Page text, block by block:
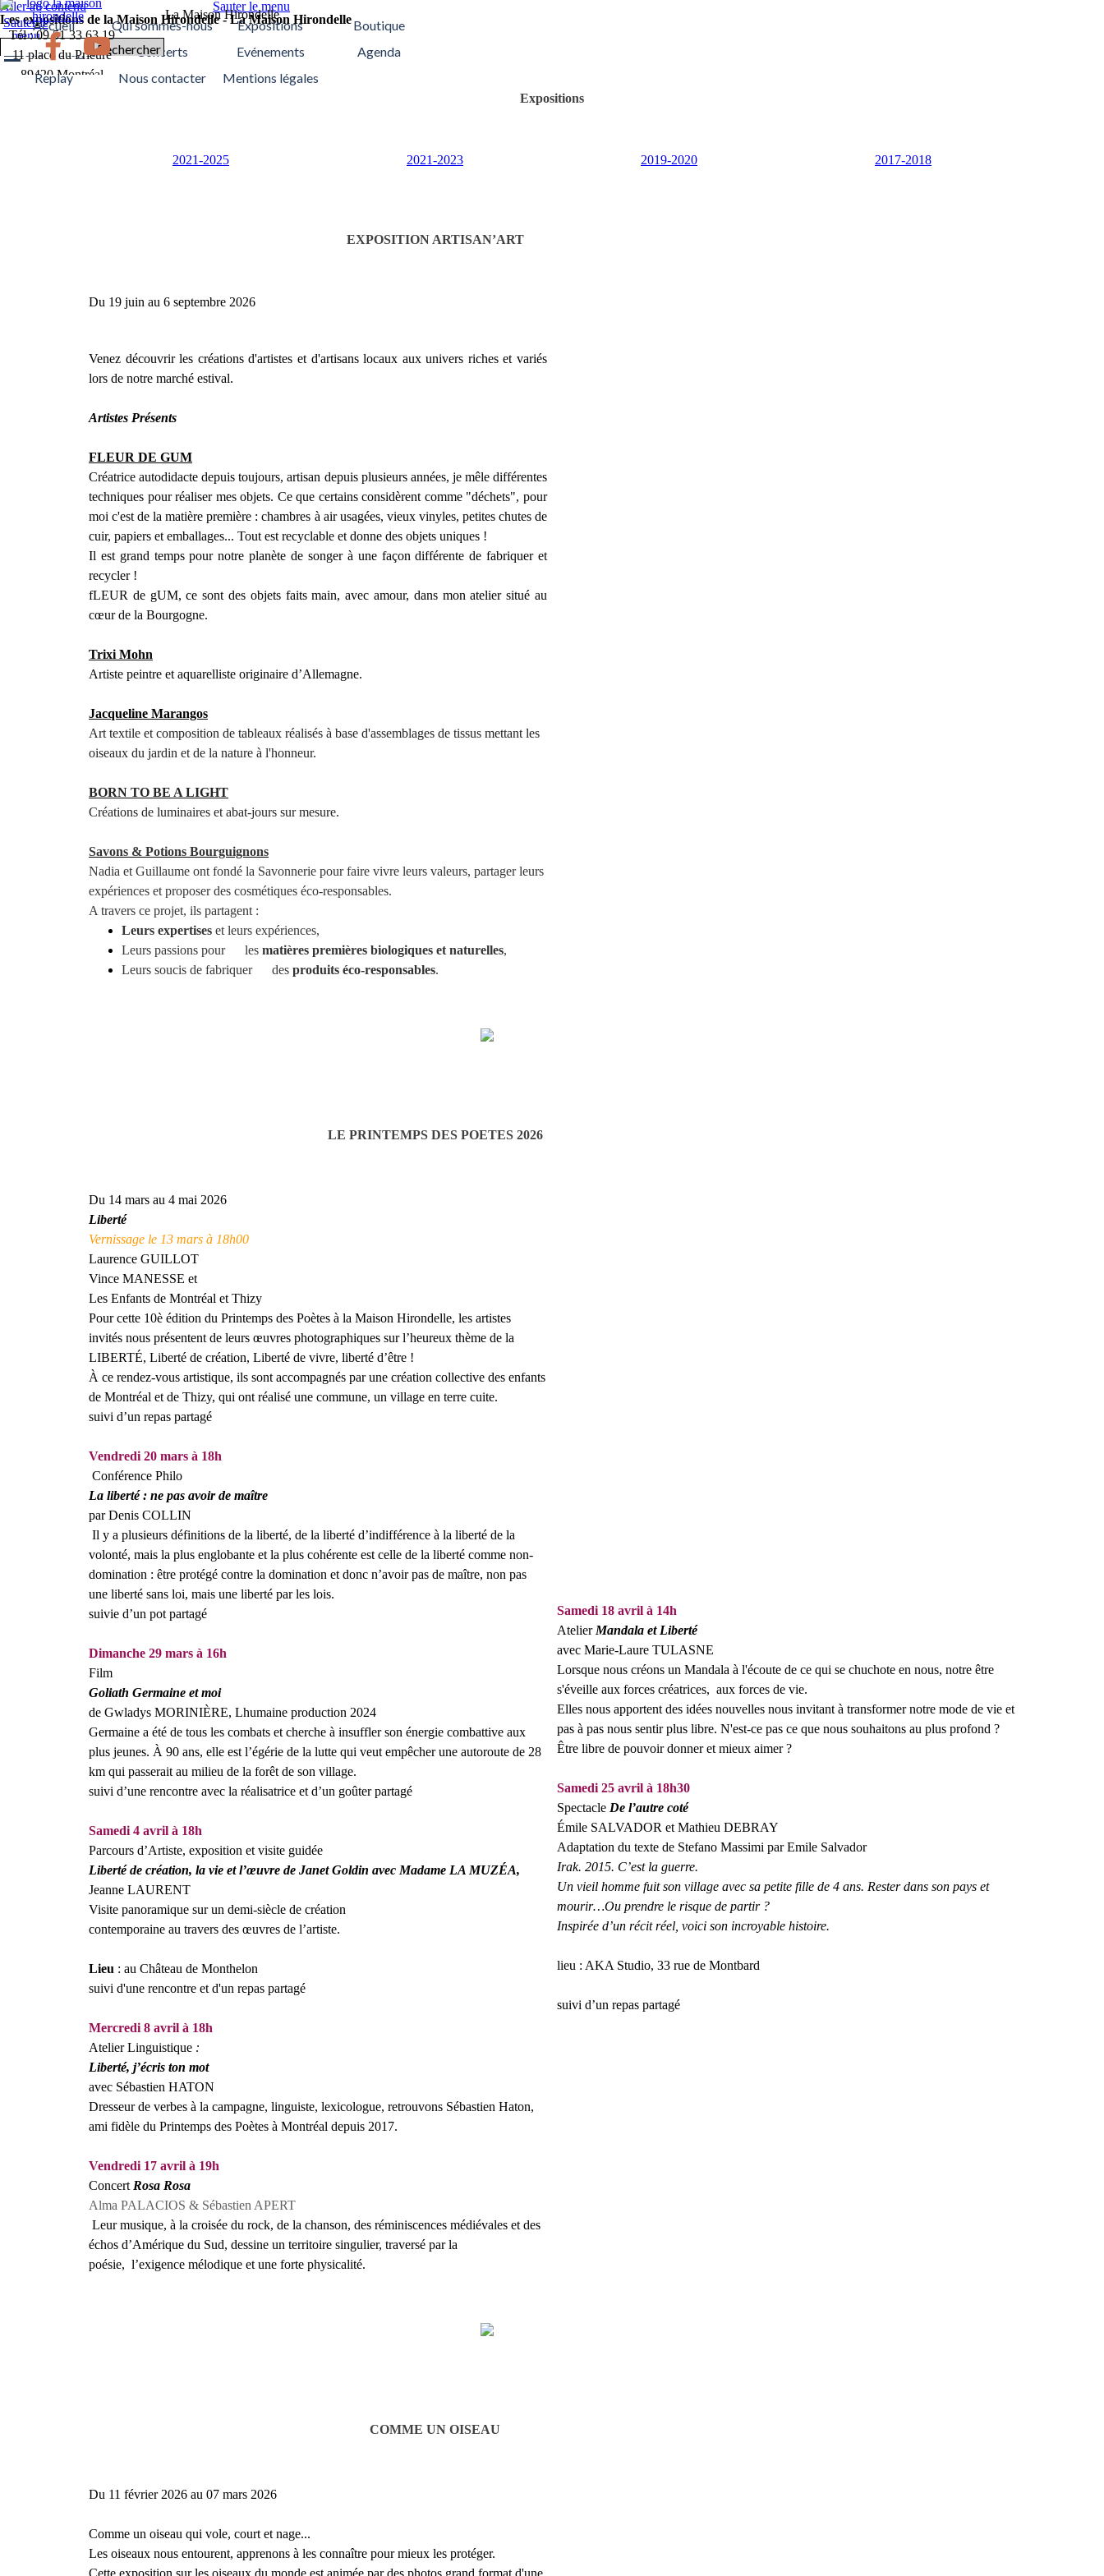
Aller au contenu
Les expositions de la Maison Hirondelle - La Maison Hirondelle
La Maison Hirondelle
Sauter le
menu
Sauter le menu
Accueil Qui sommes-nous Expositions
Boutique
Ateliers/Stages
Concerts Evénements
Agenda
Replay
Nous contacter Mentions légales
Expositions
2021-2023 2019-2020 2017-2018
2021-2025
EXPOSITION ARTISAN’ART
Du 19 juin au 6 septembre 2026
Venez découvrir les créations d'artistes et d'artisans locaux aux univers riches et variés
lors de notre marché estival.
Artistes Présents
FLEUR DE GUM
Créatrice autodidacte depuis toujours, artisan depuis plusieurs années, je mêle différentes
techniques pour réaliser mes objets. Ce que certains considèrent comme "déchets", pour
moi c'est de la matière première : chambres à air usagées, vieux vinyles, petites chutes de
cuir, papiers et emballages... Tout est recyclable et donne des objets uniques !
Il est grand temps pour notre planète de songer à une façon différente de fabriquer et
recycler !
fLEUR de gUM, ce sont des objets faits main, avec amour, dans mon atelier situé au
cœur de la Bourgogne.
Trixi Mohn
Artiste peintre et aquarelliste originaire d’Allemagne.
Jacqueline Marangos
Art textile et composition de tableaux réalisés à base d'assemblages de tissus mettant les
oiseaux du jardin et de la nature à l'honneur.
BORN TO BE A LIGHT
Créations de luminaires et abat-jours sur mesure.
Savons & Potions Bourguignons
Nadia et Guillaume ont fondé la Savonnerie pour faire vivre leurs valeurs, partager leurs
expériences et proposer des cosmétiques éco-responsables.
A travers ce projet, ils partagent :
Leurs expertises et leurs expériences,
Leurs passions pour les matières premières biologiques et naturelles,
Leurs soucis de fabriquer des produits éco-responsables.
LE PRINTEMPS DES POETES 2026
Samedi 18 avril à 14h
Atelier Mandala et Liberté
avec Marie-Laure TULASNE
Lorsque nous créons un Mandala à l'écoute de ce qui se chuchote en nous, notre être
s'éveille aux forces créatrices, aux forces de vie.
Elles nous apportent des idées nouvelles nous invitant à transformer notre mode de vie et
pas à pas nous sentir plus libre. N'est-ce pas ce que nous souhaitons au plus profond ?
Être libre de pouvoir donner et mieux aimer ?
Samedi 25 avril à 18h30
Spectacle De l’autre coté
Émile SALVADOR et Mathieu DEBRAY
Adaptation du texte de Stefano Massimi par Emile Salvador
Irak. 2015. C’est la guerre.
Un vieil homme fuit son village avec sa petite fille de 4 ans. Rester dans son pays et
mourir…Ou prendre le risque de partir ?
Inspirée d’un récit réel, voici son incroyable histoire.
lieu : AKA Studio, 33 rue de Montbard
suivi d’un repas partagé
Du 14 mars au 4 mai 2026
Liberté
Vernissage le 13 mars à 18h00
Laurence GUILLOT
Vince MANESSE et
Les Enfants de Montréal et Thizy
Pour cette 10è édition du Printemps des Poètes à la Maison Hirondelle, les artistes
invités nous présentent de leurs œuvres photographiques sur l’heureux thème de la
LIBERTÉ, Liberté de création, Liberté de vivre, liberté d’être !
À ce rendez-vous artistique, ils sont accompagnés par une création collective des enfants
de Montréal et de Thizy, qui ont réalisé une commune, un village en terre cuite.
suivi d’un repas partagé
Vendredi 20 mars à 18h
Conférence Philo
La liberté : ne pas avoir de maître
parDenis COLLIN
Il y a plusieurs définitions de la liberté, de la liberté d’indifférence à la liberté de la
volonté, mais la plus englobante et la plus cohérente est celle de la liberté comme non-
domination : être protégé contre la domination et donc n’avoir pas de maître, non pas
une liberté sans loi, mais une liberté par les lois.
suivie d’un pot partagé
Dimanche 29 mars à 16h
Film
Goliath Germaine et moi
de Gwladys MORINIÈRE, Lhumaine production 2024
Germaine a été de tous les combats et cherche à insuffler son énergie combattive aux
plus jeunes. À 90 ans, elle est l’égérie de la lutte qui veut empêcher une autoroute de 28
km qui passerait au milieu de la forêt de son village.
suivi d’une rencontre avec la réalisatrice et d’un goûter partagé
Samedi 4 avril à 18h
Parcours d’Artiste, exposition et visite guidée
Liberté de création, la vie et l’œuvre de Janet Goldin avec Madame LA MUZÉA,
Jeanne LAURENT
Visite panoramique sur un demi-siècle de création
contemporaine au travers des œuvres de l’artiste.
Lieu : au Château de Monthelon
suivi d'une rencontre et d'un repas partagé
Mercredi 8 avril à 18h
Atelier Linguistique :
Liberté, j’écris ton mot
avec Sébastien HATON
Dresseur de verbes à la campagne, linguiste, lexicologue, retrouvons Sébastien Haton,
ami fidèle du Printemps des Poètes à Montréal depuis 2017.
Vendredi 17 avril à 19h
Concert Rosa Rosa
Alma PALACIOS & Sébastien APERT
Leur musique, à la croisée du rock, de la chanson, des réminiscences médiévales et des
échos d’Amérique du Sud, dessine un territoire singulier, traversé par la
poésie, l’exigence mélodique et une forte physicalité.
COMME UN OISEAU
Du 11 février 2026 au 07 mars 2026
Comme un oiseau qui vole, court et nage...
Les oiseaux nous entourent, apprenons à les connaître pour mieux les protéger.
Cette exposition sur les oiseaux du monde est animée par des photos grand format d'une
Tél : 09 51 33 63 19
11 place du Prieuré
89420 Montréal
Rechercher